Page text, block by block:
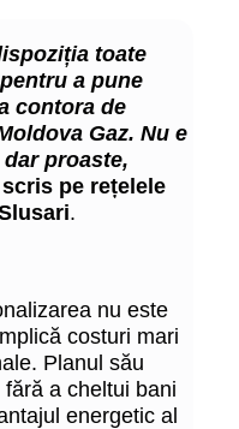
toate
a pune
contora de
Gaz. Nu e
proaste,
scris pe rețelele
.
nu este
costuri mari
Planul său
a cheltui bani
energetic al